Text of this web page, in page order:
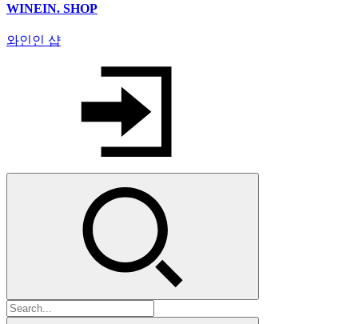
WINEIN. SHOP
와인인 샵
검